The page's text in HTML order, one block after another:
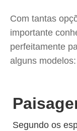
Com tantas
importante
perfeitamente
alguns modelos:
Segundo os